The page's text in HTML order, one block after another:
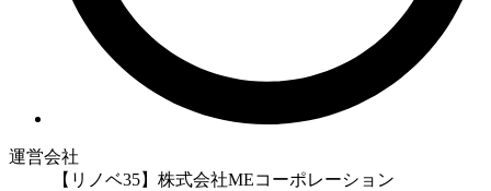
運営会社
【リノベ35】株式会社MEコーポレーション